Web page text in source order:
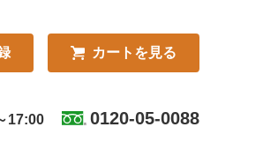
カート を見る
17:00 0120-05-0088